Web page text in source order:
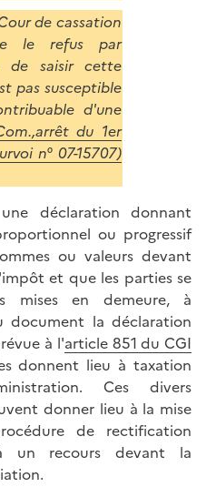
de cassation
le refus par
de saisir cette
pas susceptible
d'une
du 1er
n° 07-15707)
déclaration donnant
ou progressif
ou valeurs devant
et que les parties se
mises en demeure, à
document la déclaration
à l'article 851 du CGI
donnent lieu à taxation
Ces divers
donner lieu à la mise
de rectification
un recours devant la